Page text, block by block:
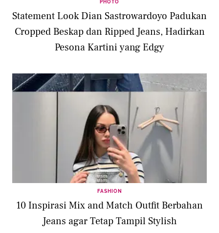
PHOTO
Statement Look Dian Sastrowardoyo Padukan
Cropped Beskap dan Ripped Jeans, Hadirkan
Pesona Kartini yang Edgy
FASHION
10 Inspirasi Mix and Match Outfit Berbahan
Jeans agar Tetap Tampil Stylish